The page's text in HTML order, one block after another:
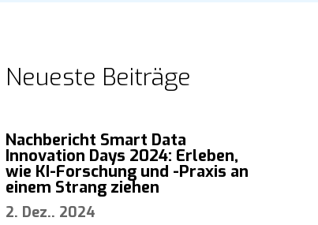
Neueste Beiträge
Nachbericht Smart Data
Innovation Days 2024: Erleben,
wie KI-Forschung und -Praxis an
einem Strang ziehen
2. Dez.. 2024